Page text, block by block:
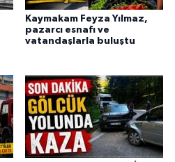
Kaymakam Feyza Yılmaz,
pazarcı esnafı ve
vatandaşlarla buluştu